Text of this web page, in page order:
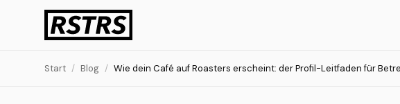
Start / Blog / Wie dein Café auf Roasters erscheint: der Profil-Leitfaden für